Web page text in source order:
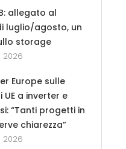
allegato al
luglio/agosto, un
storage
2026
Europe sulle
UE a inverter e
“Tanti progetti in
chiarezza”
2026